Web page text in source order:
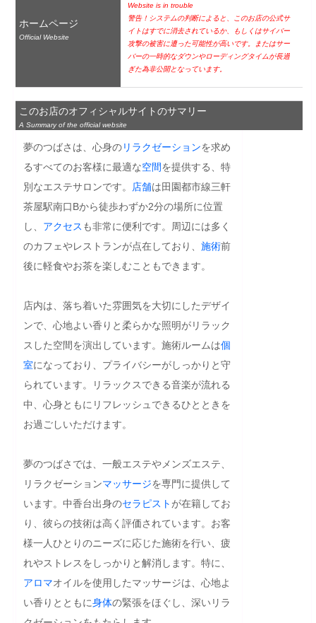
ホームページ
Official Website
Website is in trouble
警告！システムの判断によると、このお店の公式サ
イトはすでに消去されているか、もしくはサイバー
攻撃の被害に遭った可能性が高いです。またはサー
バーの一時的なダウンやローディングタイムが長過
ぎた為非公開となっています。
このお店のオフィシャルサイトのサマリー
A Summary of the official website
夢のつばさは、心身のリラクゼーションを求め
るすべてのお客様に最適な空間を提供する、特
別なエステサロンです。
店舗は田園都市線三軒
茶屋駅南口Bから徒歩わずか2分の場所に位置
し、 アクセス も非常に便利です。周辺には多く
のカフェやレストランが点在しており、 施術前
後に軽食やお茶を楽しむこともできます。
店内は、落ち着いた雰囲気を大切にしたデザイ
ンで、心地よい香りと柔らかな照明がリラック
スした空間を演出しています。施術ルームは個
室になっており、プライバシーがしっかりと守
られています。リラックスできる音楽が流れる
中、心身ともにリフレッシュできるひとときを
お過ごしいただけます。
夢のつばさでは、一般エステやメンズエステ、
リラクゼーションマッサージを専門に提供して
います。中香台出身のセラピスト が在籍してお
り、彼らの技術は高く評価されています。お客
様一人ひとりのニーズに応じた施術を行い、疲
れやストレスをしっかりと解消します。特に、
アロマオイルを使用したマッサージは、心地よ
い香りとともに身体の緊張をほぐし、深いリラ